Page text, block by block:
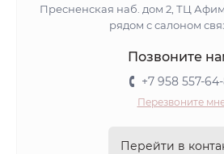
Пресненская наб. дом 2, ТЦ
рядом с салоном
Позвоните
+7 958 557-
Перезвоните
Перейти в